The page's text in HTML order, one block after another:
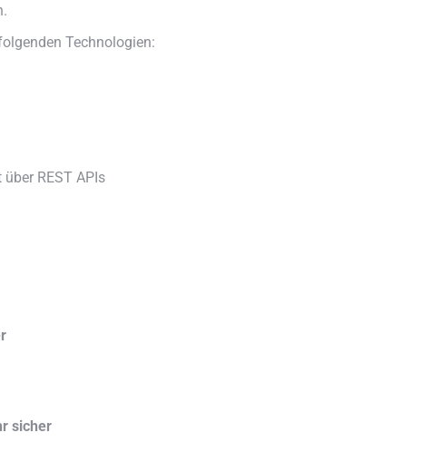
Technologien:
REST APIs
sicher